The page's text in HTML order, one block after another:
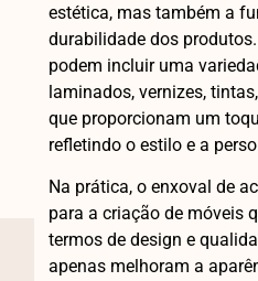
estética, mas também a
durabilidade dos
podem incluir uma
laminados, vernizes,
que proporcionam um
refletindo o estilo e a
Na prática, o enxoval de
para a criação de móveis
termos de design e
apenas melhoram a